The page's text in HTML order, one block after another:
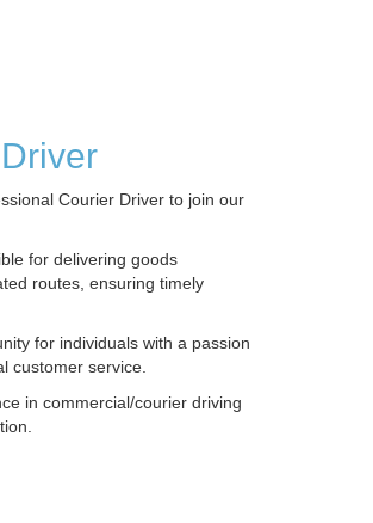
Courier Driver to join our
for delivering goods
routes, ensuring timely
for individuals with a passion
customer service.
in commercial/courier driving